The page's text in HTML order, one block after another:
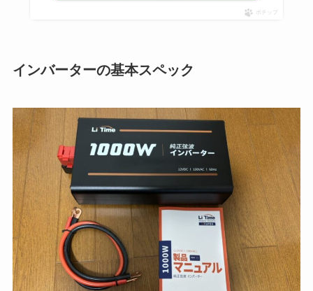
ポチップ
インバーターの基本スペック